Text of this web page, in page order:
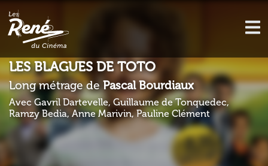
LES BLAGUES DE TOTO
Long métrage de Pascal Bourdiaux
Avec Gavril Dartevelle, Guillaume de Tonquedec,
Ramzy Bedia, Anne Marivin, Pauline Clément